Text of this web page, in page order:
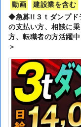
動画
建設業を含む
◆急募!!３ｔダンプ
の支払い方、相談に
方、転職者の方活躍
＞